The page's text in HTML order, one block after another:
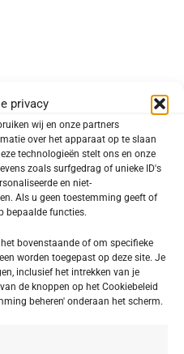
privacy
wij en onze partners
over het apparaat op te slaan
technologieën stelt ons en onze
zoals surfgedrag of unieke ID's
en niet-
Als u geen toestemming geeft of
bepaalde functies.
bovenstaande of om specifieke
worden toegepast op deze site. Je
inclusief het intrekken van je
de knoppen op het Cookiebeleid
beheren' onderaan het scherm.